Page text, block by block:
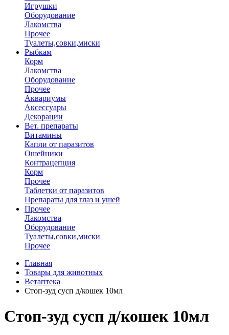
Игрушки
Оборудование
Лакомства
Прочее
Туалеты,совки,миски
Рыбкам
Корм
Лакомства
Оборудование
Прочее
Аквариумы
Аксессуары
Декорации
Вет. препараты
Витамины
Капли от паразитов
Ошейники
Контрацепция
Корм
Прочее
Таблетки от паразитов
Препараты для глаз и ушей
Прочее
Лакомства
Оборудование
Туалеты,совки,миски
Прочее
Главная
Товары для животных
Ветаптека
Стоп-зуд сусп д/кошек 10мл
Стоп-зуд сусп д/кошек 10мл